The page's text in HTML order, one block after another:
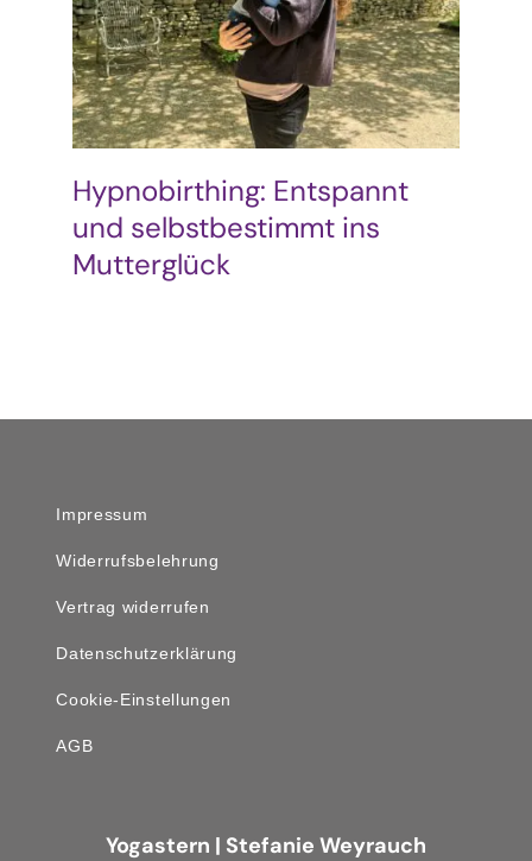
Podcast & Blog
Suche
nach:
Hypnobirthing: Entspannt
und selbstbestimmt ins
Mutterglück
Impressum
Widerrufsbelehrung
Vertrag widerrufen
Datenschutzerklärung
Cookie-Einstellungen
AGB
Yogastern | Stefanie Weyrauch